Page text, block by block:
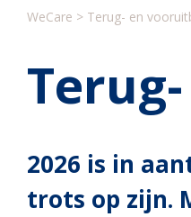
WeCare > Terug- en
2026 is in
trots op zijn.